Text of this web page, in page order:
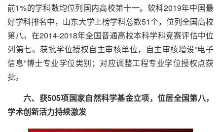
前1%的学科数均位列国内高校第十一。软科2019年中国最
好学科排名中，山东大学上榜学科总数51个，位列全国高校
第八。在2014-2018年全国普通高校本科学科竞赛评估中位
列第七。获批学位授权自主审核单位，自主审核增设“电子
信息”博士专业学位类别；对应调整工程专业学位授权点获
批。
六、获505项国家自然科学基金立项，位居全国第八，
学术创新活力持续激发